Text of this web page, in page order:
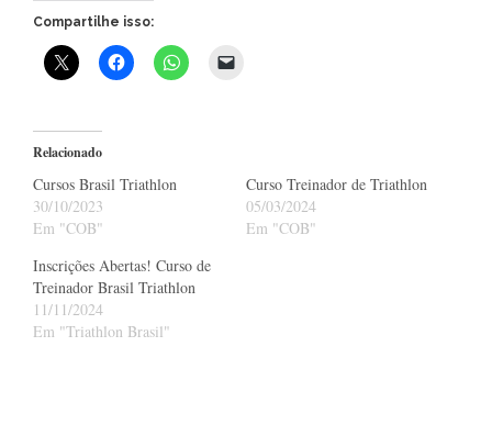
Compartilhe isso:
Relacionado
Cursos Brasil Triathlon
30/10/2023
Em "COB"
Curso Treinador de Triathlon
05/03/2024
Em "COB"
Inscrições Abertas! Curso de
Treinador Brasil Triathlon
11/11/2024
Em "Triathlon Brasil"